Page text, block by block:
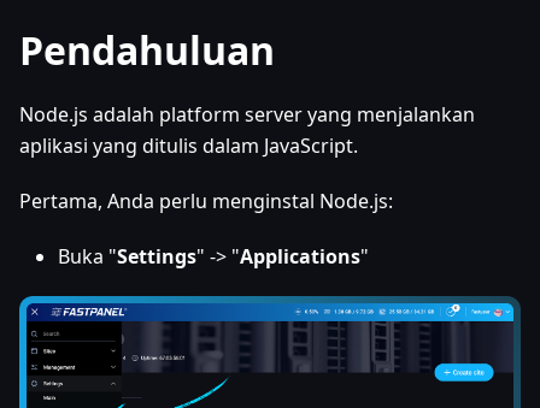
Pendahuluan
Node.js adalah platform server yang menjalankan
aplikasi yang ditulis dalam JavaScript.
Pertama, Anda perlu menginstal Node.js:
Buka "Settings" -> "Applications"